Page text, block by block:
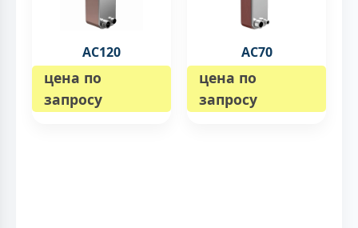
AC120
цена по
запросу
AC70
цена по
запросу